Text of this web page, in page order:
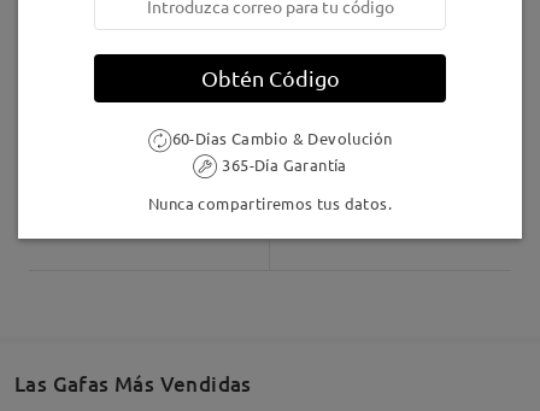
36,95 €
Las Gafas Más Vendidas
Obtén Código
60-Días Cambio & Devolución
365-Día Garantía
Nunca compartiremos tus datos.